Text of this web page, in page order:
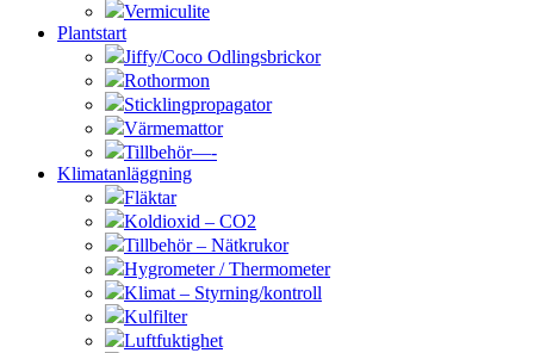
Vermiculite
Plantstart
Jiffy/Coco Odlingsbrickor
Rothormon
Sticklingpropagator
Värmemattor
Tillbehör—-
Klimatanläggning
Fläktar
Koldioxid – CO2
Tillbehör – Nätkrukor
Hygrometer / Thermometer
Klimat – Styrning/kontroll
Kulfilter
Luftfuktighet